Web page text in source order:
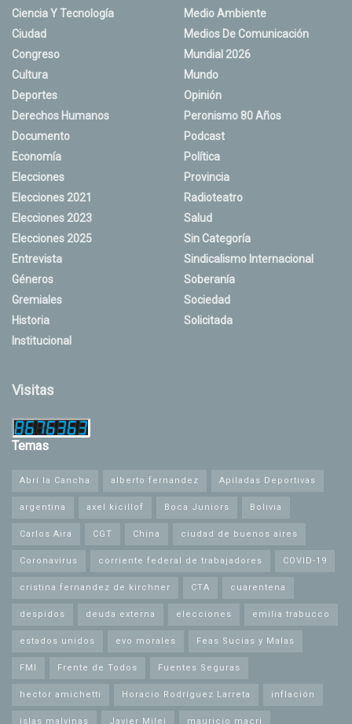
Ciencia Y Tecnología
Ciudad
Congreso
Cultura
Deportes
Derechos Humanos
Documento
Economía
Elecciones
Elecciones 2021
Elecciones 2023
Elecciones 2025
Entrevista
Géneros
Gremiales
Historia
Institucional
Medio Ambiente
Medios De Comunicación
Mundial 2026
Mundo
Opinión
Peronismo 80 Años
Podcast
Política
Provincia
Radioteatro
Salud
Sin Categoría
Sindicalismo Internacional
Soberanía
Sociedad
Solicitada
Visitas
Temas
Abrí la Cancha alberto fernandez Apiladas Deportivas
argentina axel kicillof Boca Juniors Bolivia
Carlos Aira CGT China ciudad de buenos aires
Coronavirus corriente federal de trabajadores COVID-19
cristina fernandez de kirchner CTA cuarentena
despidos deuda externa elecciones emilia trabucco
estados unidos evo morales Feas Sucias y Malas
FMI Frente de Todos Fuentes Seguras
hector amichetti Horacio Rodríguez Larreta inflación
islas malvinas Javier Milei mauricio macri